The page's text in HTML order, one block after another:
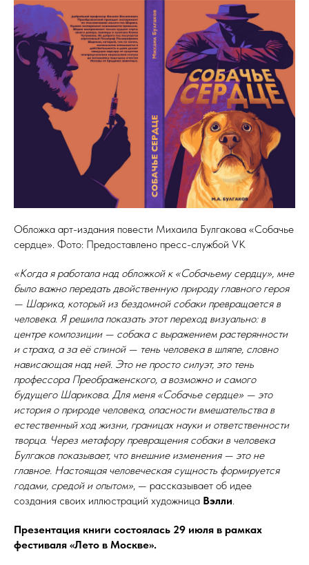
Обложка арт-издания повести Михаила Булгакова «Собачье
сердце». Фото: Предоставлено пресс-службой VK
«Когда я работала над обложкой к «Собачьему сердцу», мне
было важно передать двойственную природу главного героя
— Шарика, который из бездомной собаки превращается в
человека. Я решила показать этот переход визуально: в
центре композиции — собака с выражением растерянности
и страха, а за её спиной — тень человека в шляпе, словно
нависающая над ней. Это не просто силуэт, это тень
профессора Преображенского, а возможно и самого
будущего Шарикова. Для меня «Собачье сердце» — это
история о природе человека, опасности вмешательства в
естественный ход жизни, границах науки и ответственности
творца. Через метафору превращения собаки в человека
Булгаков показывает, что внешние изменения — это не
главное. Настоящая человеческая сущность формируется
годами, средой и опытом», — рассказывает об идее
создания своих иллюстраций художница Вэлли.
Презентация книги состоялась 29 июля в рамках
фестиваля «Лето в Москве».